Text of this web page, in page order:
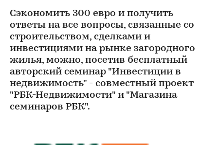
Сэкономить 300 евро и получить
ответы на все вопросы, связанные со
строительством, сделками и
инвестициями на рынке загородного
жилья, можно, посетив бесплатный
авторский семинар "Инвестиции в
недвижимость" - совместный проект
"РБК-Недвижимости" и "Магазина
семинаров РБК".